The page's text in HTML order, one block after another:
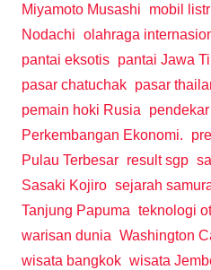
Miyamoto Musashi
mobil
Nodachi olahraga
pantai eksotis pantai Jawa
pasar chatuchak pasar
pemain hoki Rusia
Perkembangan Ekonomi.
Pulau Terbesar result sgp
Sasaki Kojiro sejarah
Tanjung Papuma teknologi
warisan dunia Washington
wisata bangkok wisata